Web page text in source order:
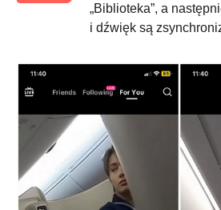
„Biblioteka”, a
i dźwięk są